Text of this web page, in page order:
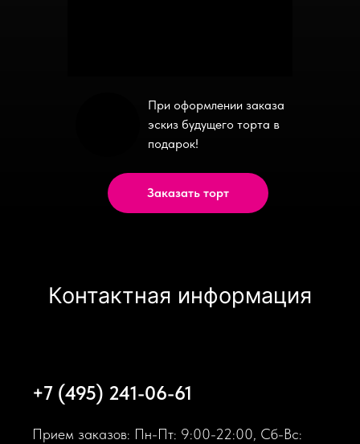
При оформлении заказа
эскиз будущего торта в
подарок!
Заказать торт
Контактная информация
+7 (495) 241-06-61
Прием заказов: Пн-Пт: 9:00-22:00, Сб-Вс: